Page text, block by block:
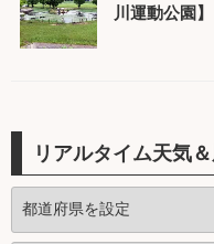
川運動公園】
リアルタイム天気